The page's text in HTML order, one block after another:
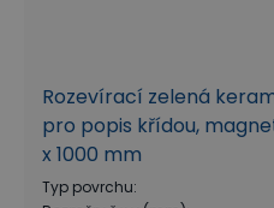
Rozevírací zelená
pro popis křídou,
x 1000 mm
Typ povrchu: